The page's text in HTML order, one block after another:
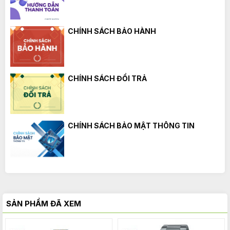
CHÍNH SÁCH BẢO HÀNH
CHÍNH SÁCH ĐỔI TRẢ
CHÍNH SÁCH BẢO MẬT THÔNG TIN
SẢN PHẨM ĐÃ XEM